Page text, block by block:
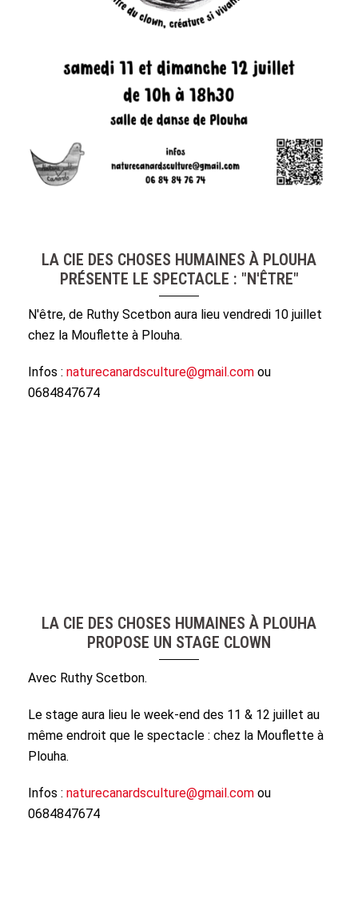
LA CIE DES CHOSES HUMAINES À PLOUHA
PRÉSENTE LE SPECTACLE : "N'ÊTRE"
N'être, de Ruthy Scetbon aura lieu vendredi 10 juillet
chez la Mouflette à Plouha.
Infos : naturecanardsculture@gmail.com ou
0684847674
LA CIE DES CHOSES HUMAINES À PLOUHA
PROPOSE UN STAGE CLOWN
Avec Ruthy Scetbon.
Le stage aura lieu le week-end des 11 & 12 juillet au
même endroit que le spectacle : chez la Mouflette à
Plouha.
Infos : naturecanardsculture@gmail.com ou
0684847674